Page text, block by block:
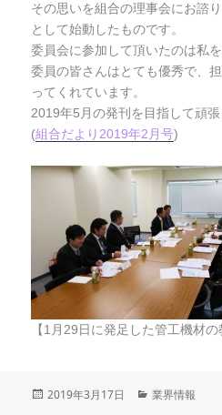
その思いを組合の理事会にお諮
として始動したものです。
委員会に参加して頂いたのは私を
委員の皆さんはとても優秀で、
ってくれています。
2019年5月の発刊を目指して頑張
(組合だより2019年2月号)
【1月29日に発足した管工機材の
投
2019年3月17日
カ
業界情報